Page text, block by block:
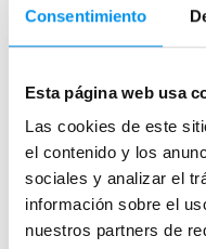
Consentimiento
Esta página web usa
Las cookies de este
el contenido y los
sociales y analizar el
información sobre el
nuestros partners de
Plata brillo, vidrio 8mm,
desde 33,11€/mes
(144)
Ver opciones›